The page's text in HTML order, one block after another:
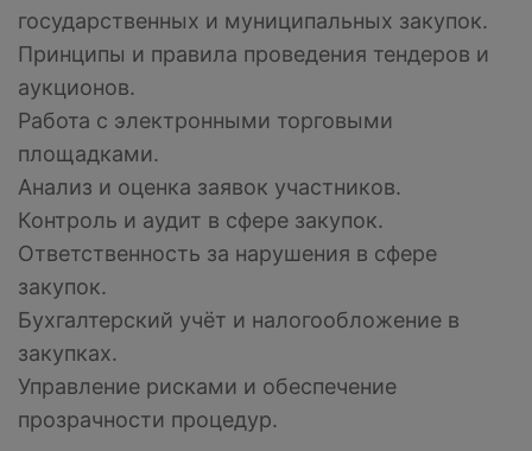
государственных и муниципальных закупок.
Принципы и правила проведения тендеров и
аукционов.
Работа с электронными торговыми
площадками.
Анализ и оценка заявок участников.
Контроль и аудит в сфере закупок.
Ответственность за нарушения в сфере
закупок.
Бухгалтерский учёт и налогообложение в
закупках.
Управление рисками и обеспечение
прозрачности процедур.